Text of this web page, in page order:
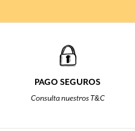
PAGO SEGUROS
Consulta nuestros T&C